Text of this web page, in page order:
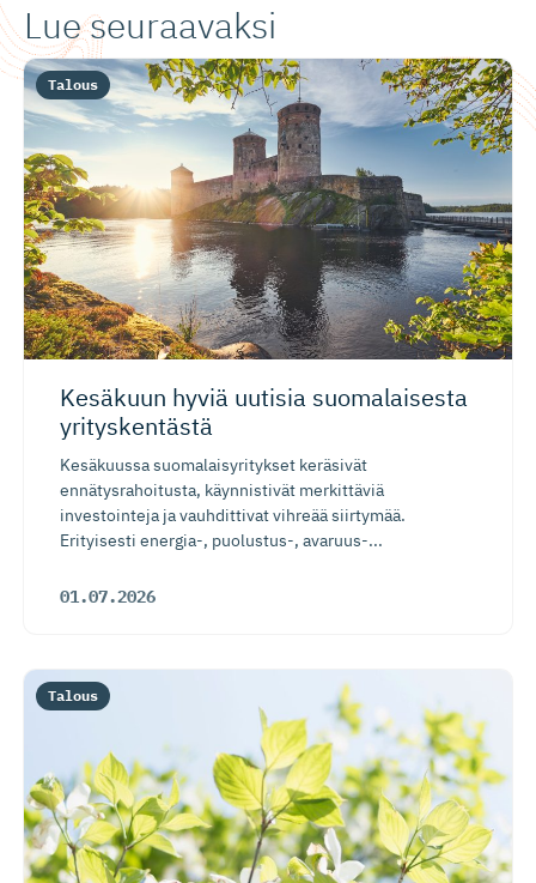
Lue seuraavaksi
Kesäkuun hyviä uutisia suomalaisesta
yrityskentästä
Kesäkuussa suomalaisyritykset keräsivät
ennätysrahoitusta, käynnistivät merkittäviä
investointeja ja vauhdittivat vihreää siirtymää.
Erityisesti energia-, puolustus-, avaruus-...
01.07.2026
Talous
Talous